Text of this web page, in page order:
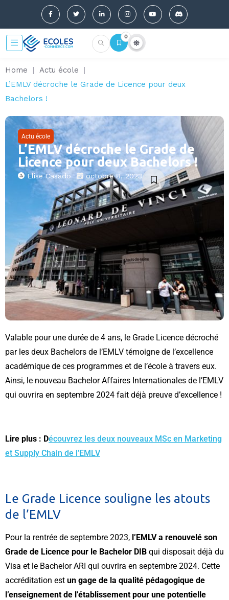
0
Home | Actu école
|
L’EMLV décroche le Grade de Licence pour deux
Bachelors !
Actu école
L’EMLV décroche le Grade de
Licence pour deux Bachelors !
Elise Casado octobre 8, 2023
Valable pour une durée de 4 ans, le Grade Licence décroché
par les deux Bachelors de l’EMLV témoigne de l’excellence
académique de ces programmes et de l’école à travers eux.
Ainsi, le nouveau Bachelor Affaires Internationales de l’EMLV
qui ouvrira en septembre 2024 fait déjà preuve d’excellence !
Lire plus : Découvrez les deux nouveaux MSc en Marketing
et Supply Chain de l’EMLV
Le Grade Licence souligne les atouts
de l’EMLV
Pour la rentrée de septembre 2023, l’EMLV a renouvelé son
Grade de Licence pour le Bachelor DIB qui disposait déjà du
Visa et le Bachelor ARI qui ouvrira en septembre 2024. Cette
accréditation est un gage de la qualité pédagogique de
l’enseignement de l’établissement pour une potentielle